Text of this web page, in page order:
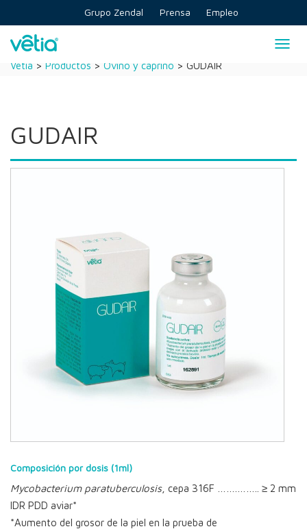
content
Grupo Zendal Prensa Empleo
Vetia > Productos > Ovino y caprino > GUDAIR
GUDAIR
Composición por dosis (1ml)
Mycobacterium paratuberculosis, cepa 316F …….…….. ≥ 2 mm
IDR PDD aviar*
*Aumento del grosor de la piel en la prueba de